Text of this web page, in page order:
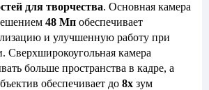
для творчества. Основная камера
48 Мп обеспечивает
и улучшенную работу при
Сверхширокоугольная камера
больше пространства в кадре, а
обеспечивает до 8x зум